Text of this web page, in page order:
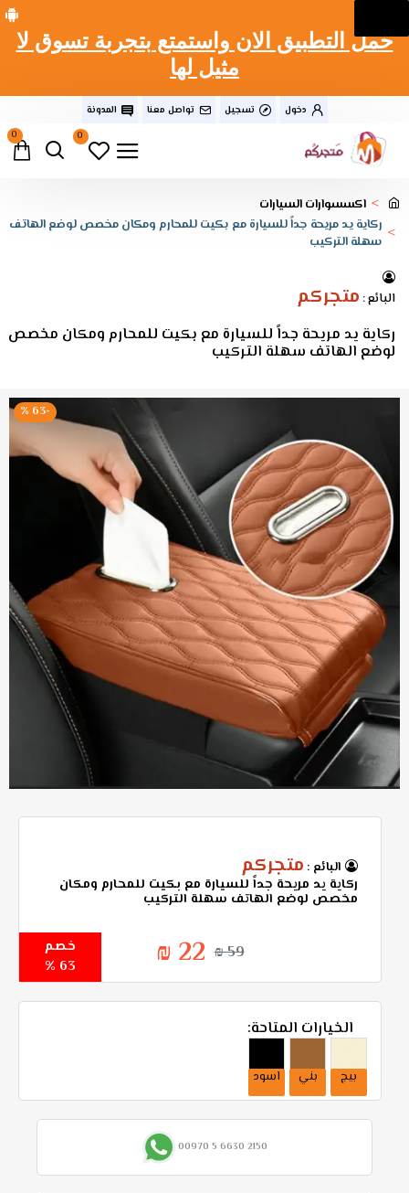
حمل التطبيق الان واستمتع بتجربة تسوق لا
مثيل لها
دخول تسجيل تواصل معنا
المدونة
0
0
اكسسوارات السيارات
ركاية يد مريحة جداً للسيارة مع بكيت للمحارم ومكان مخصص لوضع الهاتف
سهلة التركيب
البائع : متجركم
ركاية يد مريحة جداً للسيارة مع بكيت للمحارم ومكان مخصص
لوضع الهاتف سهلة التركيب
-63 %
البائع : متجركم
ركاية يد مريحة جداً للسيارة مع بكيت للمحارم ومكان
مخصص لوضع الهاتف سهلة التركيب
خصم
63 %
22 ₪ 59 ₪
الخيارات المتاحة:
بيج بني اسود
00970 5 6630 2150